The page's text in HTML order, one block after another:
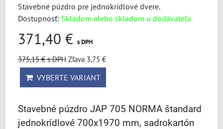
Stavebné púzdro pre jednokrídlové dvere.
Dostupnosť: Skladom alebo skladom u dodávateľa
371,40 € s DPH
375,15 €s DPH Zľava 3,75 €
VYBERTE VARIANT
Stavebné púzdro JAP 705 NORMA štandard
jednokrídlové 700x1970 mm, sadrokartón